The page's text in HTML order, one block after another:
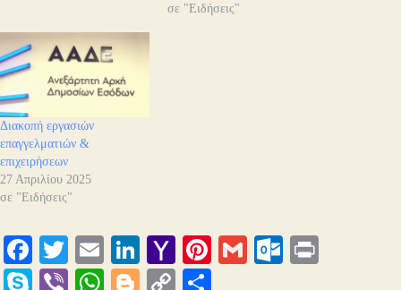
σε "Ειδήσεις"
Διακοπή εργασιών
επαγγελματιών &
επιχειρήσεων
27 Απριλίου 2025
σε "Ειδήσεις"
Fa
ce
T
wi
E
m
Li
nk
Y
ah
Pi
G
O
S
Vi
W
Bl
C